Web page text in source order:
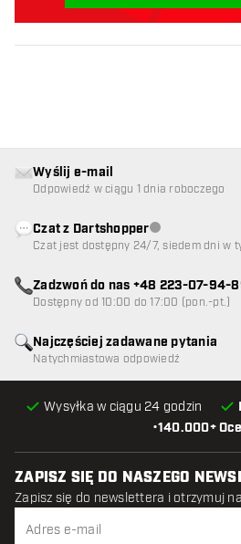
•140.000+
Wysyłka w ciągu 24 godzin
Najczęściej zadawane pytania
Natychmiastowa odpowiedź
Wyślij e-mail
Odpowiedź w ciągu 1 dnia roboczego
Czat z DartshopperObsługa klienta
Czat jest dostępny 24/7, siedem dni w
Zadzwoń do nas +48 223-07-94-
Dostępny od 10:00 do 17:00 (pon.-pt.)
ZAPISZ SIĘ DO NASZEGO
Zapisz się do newslettera i otrzymuj